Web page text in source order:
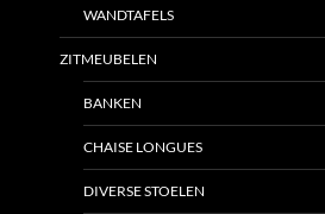
WANDTAFELS
ZITMEUBELEN
BANKEN
CHAISE LONGUES
DIVERSE STOELEN